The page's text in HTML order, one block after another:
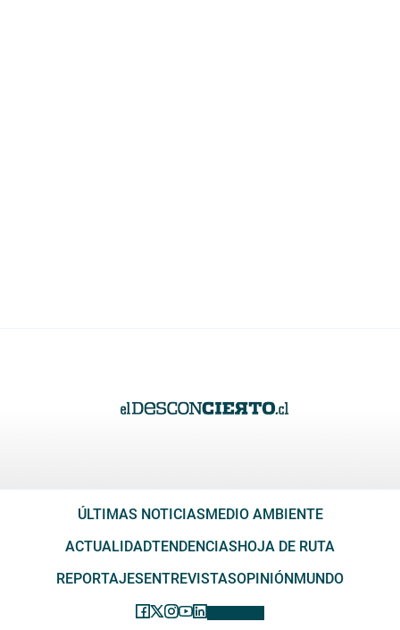
ÚLTIMAS NOTICIASMEDIO AMBIENTE
ACTUALIDADTENDENCIASHOJA DE RUTA
REPORTAJESENTREVISTASOPINIÓNMUNDO